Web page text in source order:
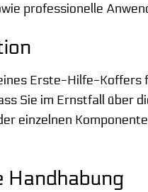
professionelle
Erste-Hilfe-
Sie im Ernstfall über
einzelnen
Handhabung